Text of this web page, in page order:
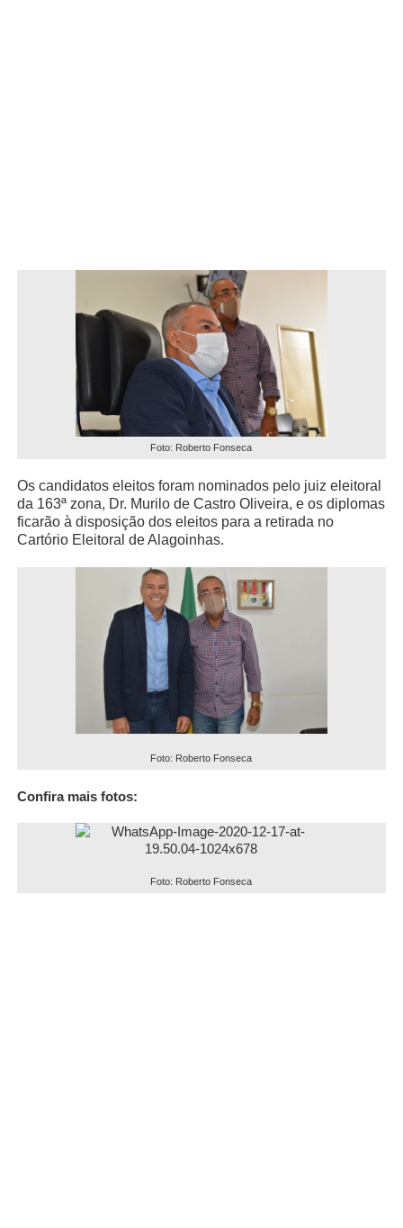
Foto: Roberto Fonseca
Os candidatos eleitos foram nominados pelo juiz eleitoral
da 163ª zona, Dr. Murilo de Castro Oliveira, e os diplomas
ficarão à disposição dos eleitos para a retirada no
Cartório Eleitoral de Alagoinhas.
Foto: Roberto Fonseca
Confira mais fotos:
Foto: Roberto Fonseca